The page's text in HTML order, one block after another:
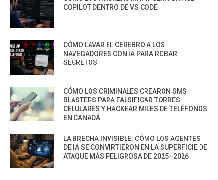
COPILOT DENTRO DE VS CODE
CÓMO LAVAR EL CEREBRO A LOS
NAVEGADORES CON IA PARA ROBAR
SECRETOS
CÓMO LOS CRIMINALES CREARON SMS
BLASTERS PARA FALSIFICAR TORRES
CELULARES Y HACKEAR MILES DE TELÉFONOS
EN CANADÁ
LA BRECHA INVISIBLE: CÓMO LOS AGENTES
DE IA SE CONVIRTIERON EN LA SUPERFICIE DE
ATAQUE MÁS PELIGROSA DE 2025–2026